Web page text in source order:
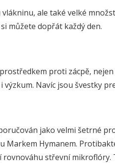
ale také velké
můžete dopřát každý den.
proti zácpě,
Navíc jsou švestky
jako velmi šetrné
Markem Hymanem.
střevní mikroflóry.